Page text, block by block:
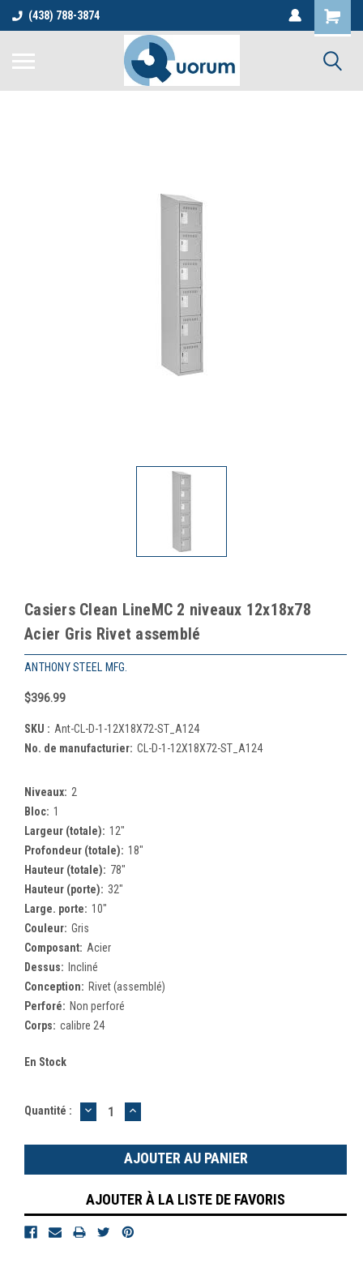
(438) 788-3874
Casiers Clean LineMC 2 niveaux 12x18x78
Acier Gris Rivet assemblé
ANTHONY STEEL MFG.
$396.99
SKU : Ant-CL-D-1-12X18X72-ST_A124
No. de manufacturier: CL-D-1-12X18X72-ST_A124
Niveaux: 2
Bloc: 1
Largeur (totale): 12"
Profondeur (totale): 18"
Hauteur (totale): 78"
Hauteur (porte): 32"
Large. porte: 10"
Couleur: Gris
Composant: Acier
Dessus: Incliné
Conception: Rivet (assemblé)
Perforé: Non perforé
Corps: calibre 24
En Stock
Quantité : DIMINUER
LA
:
AUGMENTER
LA
:
AJOUTER À LA LISTE DE FAVORIS